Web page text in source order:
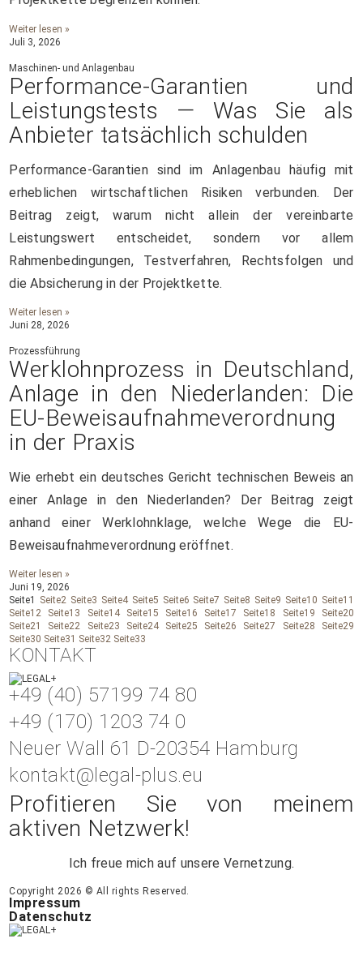
Weiter lesen »
Juli 3, 2026
Maschinen- und Anlagenbau
Performance-Garantien und
Leistungstests — Was Sie als
Anbieter tatsächlich schulden
Performance-Garantien sind im Anlagenbau häufig mit
erheblichen wirtschaftlichen Risiken verbunden. Der
Beitrag zeigt, warum nicht allein der vereinbarte
Leistungswert entscheidet, sondern vor allem
Rahmenbedingungen, Testverfahren, Rechtsfolgen und
die Absicherung in der Projektkette.
Weiter lesen »
Juni 28, 2026
Prozessführung
Werklohnprozess in Deutschland,
Anlage in den Niederlanden: Die
EU-Beweisaufnahmeverordnung
in der Praxis
Wie erhebt ein deutsches Gericht technischen Beweis an
einer Anlage in den Niederlanden? Der Beitrag zeigt
anhand einer Werklohnklage, welche Wege die EU-
Beweisaufnahmeverordnung eröffnet.
Weiter lesen »
Juni 19, 2026
Seite1 Seite2 Seite3 Seite4 Seite5 Seite6 Seite7 Seite8 Seite9 Seite10 Seite11
Seite12 Seite13 Seite14 Seite15 Seite16 Seite17 Seite18 Seite19 Seite20
Seite21 Seite22 Seite23 Seite24 Seite25 Seite26 Seite27 Seite28 Seite29
Seite30 Seite31 Seite32 Seite33
KONTAKT
+49 (40) 57199 74 80
+49 (170) 1203 74 0
Neuer Wall 61 D-20354 Hamburg
kontakt@legal-plus.eu
Profitieren Sie von meinem
aktiven Netzwerk!
Ich freue mich auf unsere Vernetzung.
Copyright 2026 © All rights Reserved.
Impressum
Datenschutz